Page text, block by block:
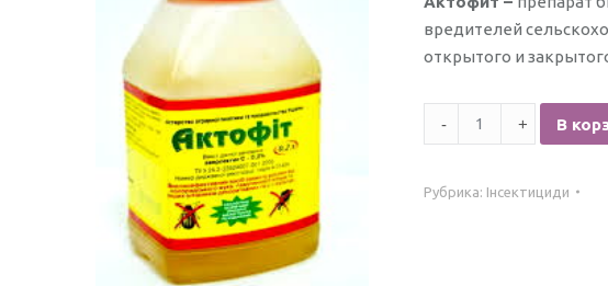
вредителей
открытого и
Количество
Актофит
В
Рубрика: Інсектициди